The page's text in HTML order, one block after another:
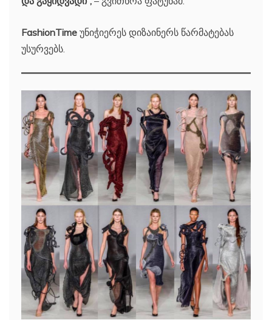
FashionTime უნიჭიერეს დიზაინერს წარმატებას
უსურვებს.